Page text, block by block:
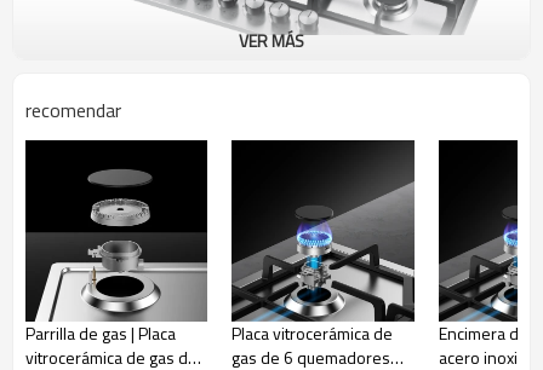
Gran soporte de sartén de hierro fundido
* Alta dureza
* Mueve ollas y sartenes pesadas sin levantarlas.
* Permita el fácil movimiento de las cacerolas entre los quemadores.
VER MÁS
recomendar
Parrilla de gas | Placa
vitrocerámica de gas de
Placa vitrocerámica de
gas de 6 quemadores
Encimera de
acero